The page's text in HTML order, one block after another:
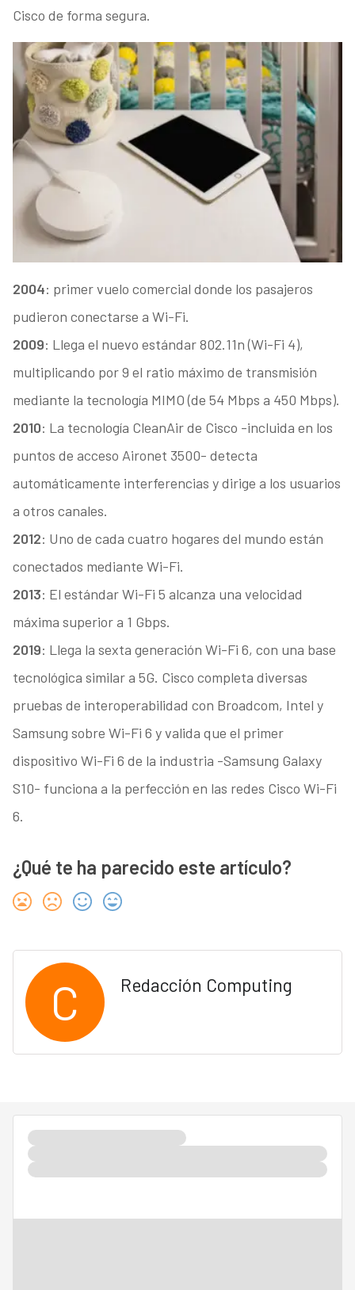
Cisco de forma segura.
2004: primer vuelo comercial donde los pasajeros
pudieron conectarse a Wi-Fi.
2009: Llega el nuevo estándar 802.11n (Wi-Fi 4),
multiplicando por 9 el ratio máximo de transmisión
mediante la tecnología MIMO (de 54 Mbps a 450 Mbps).
2010: La tecnología CleanAir de Cisco -incluida en los
puntos de acceso Aironet 3500- detecta
automáticamente interferencias y dirige a los usuarios
a otros canales.
2012: Uno de cada cuatro hogares del mundo están
conectados mediante Wi-Fi.
2013: El estándar Wi-Fi 5 alcanza una velocidad
máxima superior a 1 Gbps.
2019: Llega la sexta generación Wi-Fi 6, con una base
tecnológica similar a 5G. Cisco completa diversas
pruebas de interoperabilidad con Broadcom, Intel y
Samsung sobre Wi-Fi 6 y valida que el primer
dispositivo Wi-Fi 6 de la industria -Samsung Galaxy
S10- funciona a la perfección en las redes Cisco Wi-Fi
6.
¿Qué te ha parecido este artículo?
C Redacción Computing